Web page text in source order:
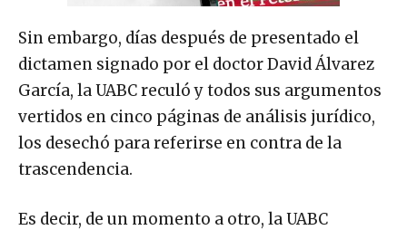
Sin embargo, días después de presentado el
dictamen signado por el doctor David Álvarez
García, la UABC reculó y todos sus argumentos
vertidos en cinco páginas de análisis jurídico,
los desechó para referirse en contra de la
trascendencia.
Es decir, de un momento a otro, la UABC